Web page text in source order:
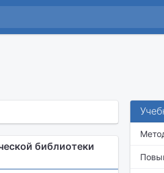
библиотеки